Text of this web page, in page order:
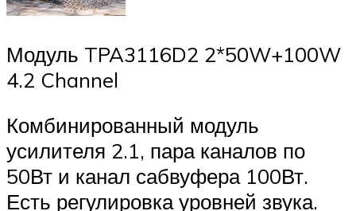
Модуль TPA3116D2 2*50W+100W
4.2 Channel
Комбинированный модуль
усилителя 2.1, пара каналов по
50Вт и канал сабвуфера 100Вт.
Есть регулировка уровней звука.